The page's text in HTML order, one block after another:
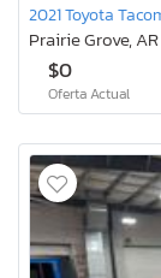
2021 Toyota
Prairie Grove, AR
$0
Oferta Actual